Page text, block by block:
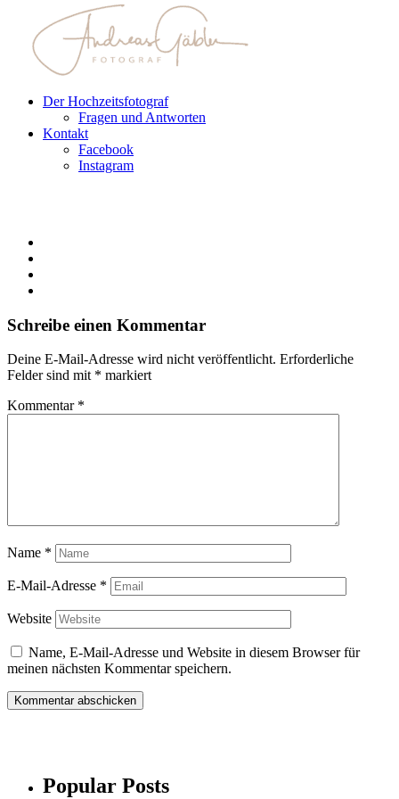
Der Hochzeitsfotograf
Fragen und Antworten
Kontakt
Facebook
Instagram
Schreibe einen Kommentar
Deine E-Mail-Adresse wird nicht veröffentlicht. Erforderliche
Felder sind mit * markiert
Kommentar *
Name *
E-Mail-Adresse *
Website
Name, E-Mail-Adresse und Website in diesem Browser für
meinen nächsten Kommentar speichern.
Popular Posts